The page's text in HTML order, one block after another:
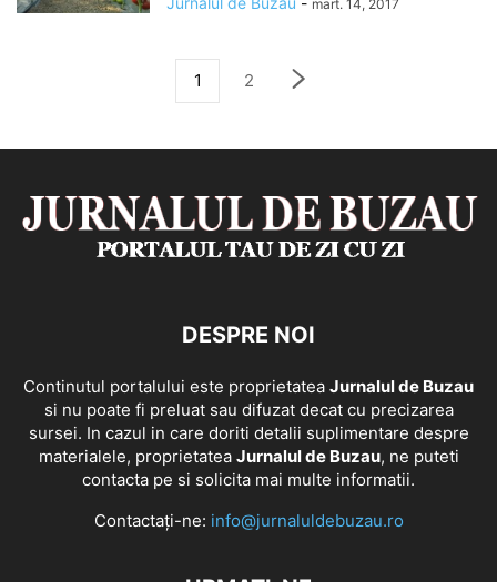
mart. 14, 2017
1 2
DESPRE NOI
Continutul portalului este proprietatea Jurnalul de Buzau
si nu poate fi preluat sau difuzat decat cu precizarea
sursei. In cazul in care doriti detalii suplimentare despre
materialele, proprietatea Jurnalul de Buzau, ne puteti
contacta pe si solicita mai multe informatii.
Contactați-ne: info@jurnaluldebuzau.ro